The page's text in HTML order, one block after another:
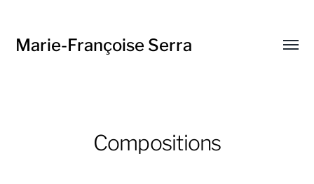
Marie-Françoise Serra
Compositions